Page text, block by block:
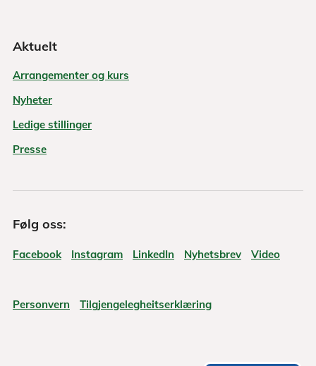
Aktuelt
Arrangementer og kurs
Nyheter
Ledige stillinger
Presse
Følg oss:
Facebook Instagram LinkedIn Nyhetsbrev Video
Personvern Tilgjengelegheitserklæring